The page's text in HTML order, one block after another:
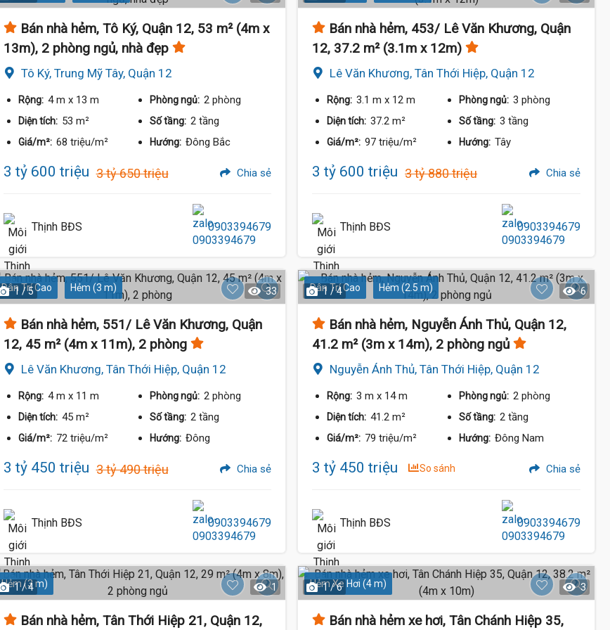
Bán nhà hẻm, Tô Ký, Quận 12, 53 m² (4m x
13m), 2 phòng ngủ, nhà đẹp
Tô Ký, Trung Mỹ Tây, Quận 12
Rộng: 4 m x 13 m Phòng ngủ: 2 phòng
Diện tích: 53 m² Số tầng: 2 tầng
Giá/m²: 68 triệu/m² Hướng: Đông Bắc
3 tỷ 600 triệu 3 tỷ 650 triệu Chia sẻ
Thịnh BĐS 0903394679
Bán nhà hẻm, 453/ Lê Văn Khương, Quận
12, 37.2 m² (3.1m x 12m)
Lê Văn Khương, Tân Thới Hiệp, Quận 12
Rộng: 3.1 m x 12 m Phòng ngủ: 3 phòng
Diện tích: 37.2 m² Số tầng: 3 tầng
Giá/m²: 97 triệu/m² Hướng: Tây
3 tỷ 600 triệu 3 tỷ 880 triệu Chia sẻ
Thịnh BĐS 0903394679
Dân Trí Cao Hẻm (3 m)
1 / 5 33
Bán nhà hẻm, 551/ Lê Văn Khương, Quận
12, 45 m² (4m x 11m), 2 phòng
Lê Văn Khương, Tân Thới Hiệp, Quận 12
Rộng: 4 m x 11 m Phòng ngủ: 2 phòng
Diện tích: 45 m² Số tầng: 2 tầng
Giá/m²: 72 triệu/m² Hướng: Đông
3 tỷ 450 triệu 3 tỷ 490 triệu Chia sẻ
Thịnh BĐS 0903394679
Dân Trí Cao Hẻm (2.5 m)
1 / 4 6
Bán nhà hẻm, Nguyễn Ánh Thủ, Quận 12,
41.2 m² (3m x 14m), 2 phòng ngủ
Nguyễn Ánh Thủ, Tân Thới Hiệp, Quận 12
Rộng: 3 m x 14 m Phòng ngủ: 2 phòng
Diện tích: 41.2 m² Số tầng: 2 tầng
Giá/m²: 79 triệu/m² Hướng: Đông Nam
3 tỷ 450 triệu So sánh Chia sẻ
Thịnh BĐS 0903394679
Hẻm (3 m)
1 / 4 1
Bán nhà hẻm, Tân Thới Hiệp 21, Quận 12,
Hẻm Xe Hơi (4 m)
1 / 6 3
Bán nhà hẻm xe hơi, Tân Chánh Hiệp 35,